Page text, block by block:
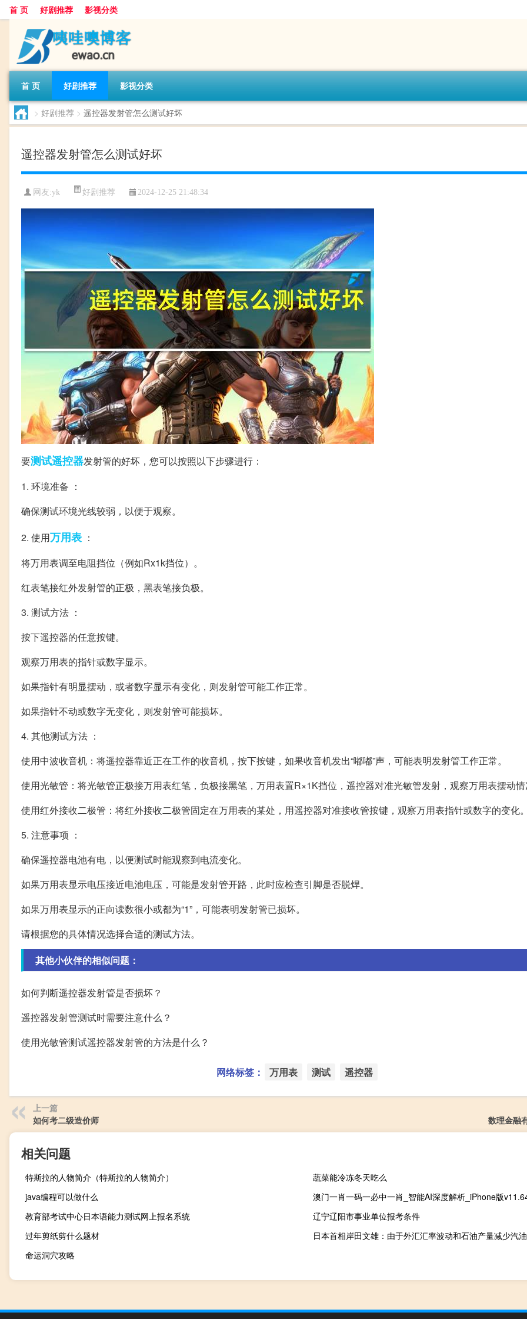
首 页 好剧推荐 影视分类
首 页 好剧推荐 影视分类
> 好剧推荐 > 遥控器发射管怎么测试好坏
遥控器发射管怎么测试好坏
网友:yk 好剧推荐 2024-12-25 21:48:34
要测试遥控器发射管的好坏，您可以按照以下步骤进行：
1. 环境准备 ：
确保测试环境光线较弱，以便于观察。
2. 使用万用表 ：
将万用表调至电阻挡位（例如Rx1k挡位）。
红表笔接红外发射管的正极，黑表笔接负极。
3. 测试方法 ：
按下遥控器的任意按键。
观察万用表的指针或数字显示。
如果指针有明显摆动，或者数字显示有变化，则发射管可能工作正常。
如果指针不动或数字无变化，则发射管可能损坏。
4. 其他测试方法 ：
使用中波收音机：将遥控器靠近正在工作的收音机，按下按键，如果收音机发出“嘟嘟”声，可能表明发射管工作正常。
使用光敏管：将光敏管正极接万用表红笔，负极接黑笔，万用表置R×1K挡位，遥控器对准光敏管发射，观察万用表摆动
使用红外接收二极管：将红外接收二极管固定在万用表的某处，用遥控器对准接收管按键，观察万用表指针或数字的变化
5. 注意事项 ：
确保遥控器电池有电，以便测试时能观察到电流变化。
如果万用表显示电压接近电池电压，可能是发射管开路，此时应检查引脚是否脱焊。
如果万用表显示的正向读数很小或都为“1”，可能表明发射管已损坏。
请根据您的具体情况选择合适的测试方法。
其他小伙伴的相似问题：
如何判断遥控器发射管是否损坏？
遥控器发射管测试时需要注意什么？
使用光敏管测试遥控器发射管的方法是什么？
网络标签： 万用表 测试 遥控器
上一篇
如何考二级造价师
数理金融
相关问题
特斯拉的人物简介（特斯拉的人物简介）
蔬菜能冷冻冬天吃么
java编程可以做什么
澳门一肖一码一必中一肖_智能AI深度解析_iPhone版
教育部考试中心日本语能力测试网上报名系统
辽宁辽阳市事业单位报考条件
过年剪纸剪什么题材
命运洞穴攻略